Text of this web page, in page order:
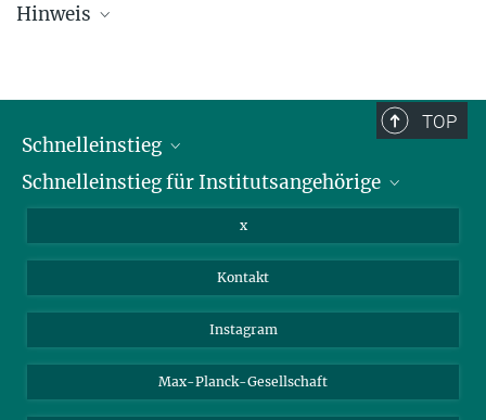
Hinweis
TOP
Schnelleinstieg
Bibliothek
Schnelleinstieg für Institutsangehörige
Nextcloud
x
Kontakt
Instagram
Max-Planck-Gesellschaft